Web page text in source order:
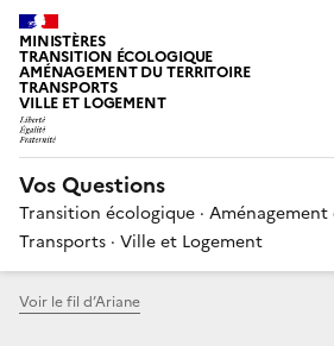
MINISTÈRES
TRANSITION ÉCOLOGIQUE
AMÉNAGEMENT DU TERRITOIRE
TRANSPORTS
VILLE ET LOGEMENT
Vos Questions
Transition écologique ·
Transports · Ville et Logement
Voir le fil d’Ariane